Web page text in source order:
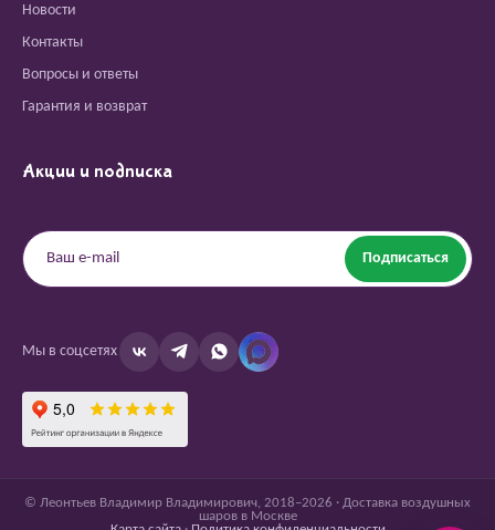
Новости
Контакты
Вопросы и ответы
Гарантия и возврат
Акции и подписка
Подписаться
Мы в соцсетях
© Леонтьев Владимир Владимирович, 2018–2026 · Доставка воздушных
шаров в Москве